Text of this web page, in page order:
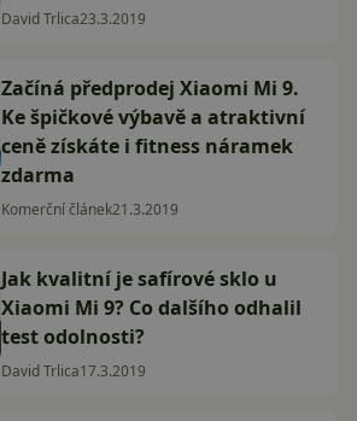
David Trlica23.3.2019
Začíná předprodej Xiaomi Mi 9.
Ke špičkové výbavě a atraktivní
ceně získáte i fitness náramek
zdarma
Komerční článek21.3.2019
Jak kvalitní je safírové sklo u
Xiaomi Mi 9? Co dalšího odhalil
test odolnosti?
David Trlica17.3.2019